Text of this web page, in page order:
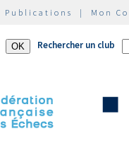
Publications | Mon
Rechercher un club